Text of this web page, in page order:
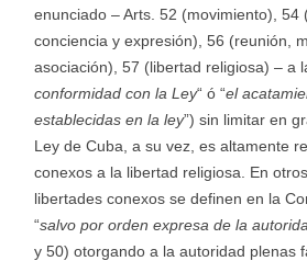
enunciado – Arts. 52 (movimiento), 54
conciencia y expresión), 56 (reunión,
asociación), 57 (libertad religiosa) – a
conformidad con la Ley“ ó “el
establecidas en la ley”) sin limitar en
Ley de Cuba, a su vez, es altamente
conexos a la libertad religiosa. En
libertades conexos se definen en la
“salvo por orden expresa de la
y 50) otorgando a la autoridad plenas